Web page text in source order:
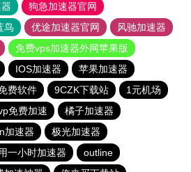
狗急加速器官网
鸟 优途加速器官网
风驰加速器
免费vps加速器外网苹果版
IOS加速器
苹果加速器
费软件 9CZK下载站
1元机场
免费加速
橘子加速器
加速器
极光加速器
一小时加速器
outline